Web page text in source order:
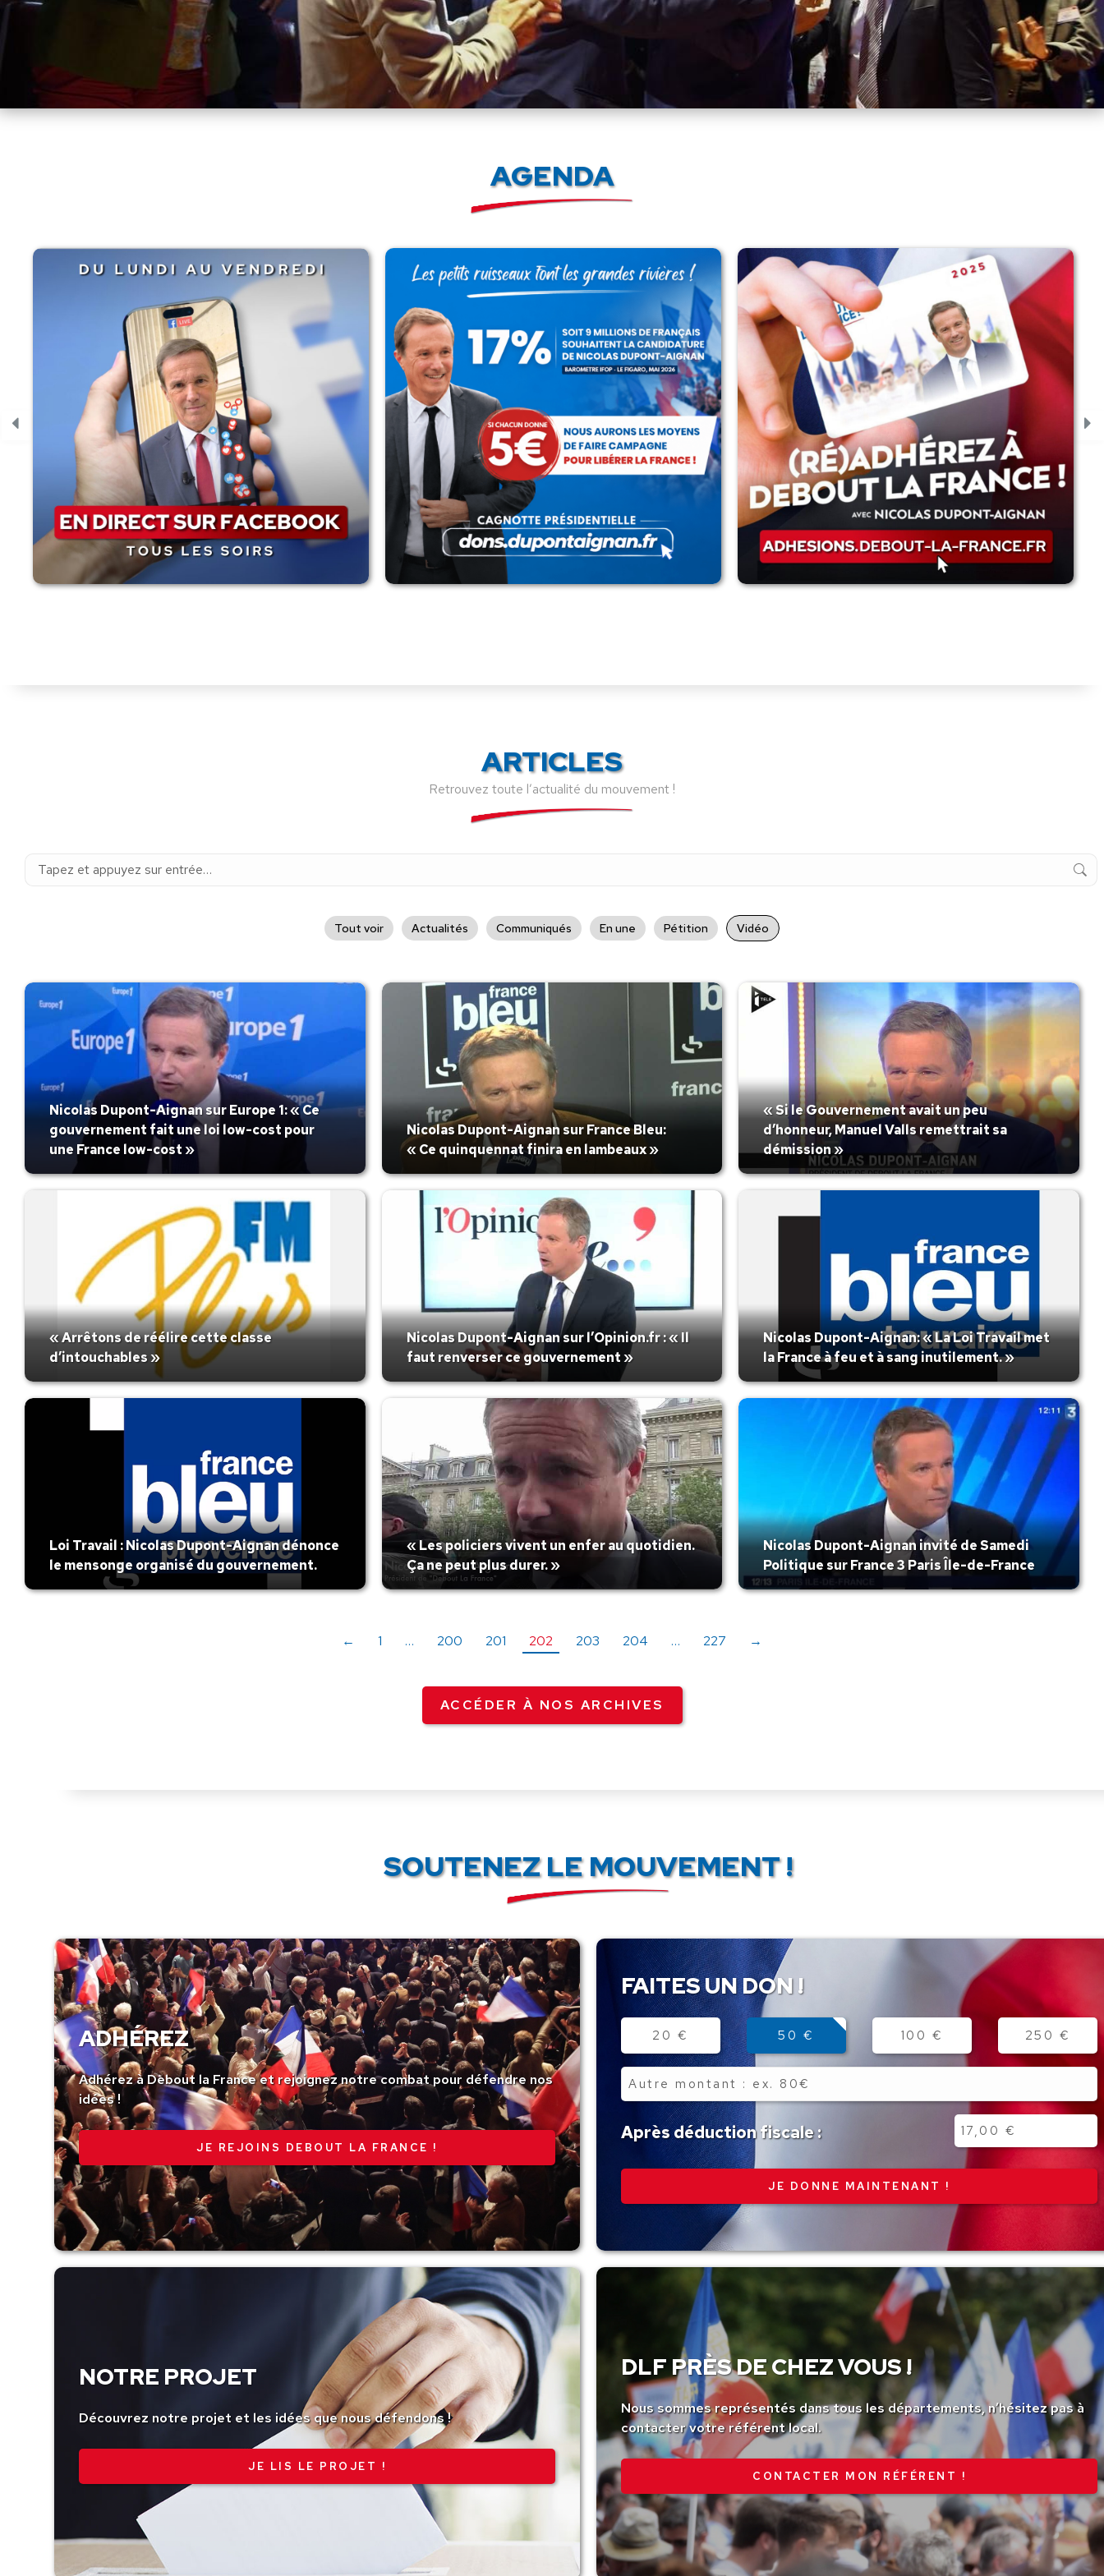
AGENDA
ARTICLES
Retrouvez toute l’actualité du mouvement !
Recherche
Tout voir Actualités Communiqués En une Pétition Vidéo
Nicolas Dupont-Aignan sur Europe 1: « Ce
gouvernement fait une loi low-cost pour
une France low-cost »
Nicolas Dupont-Aignan sur France Bleu:
« Ce quinquennat finira en lambeaux »
« Si le Gouvernement avait un peu
d’honneur, Manuel Valls remettrait sa
démission »
« Arrêtons de réélire cette classe
d’intouchables »
Nicolas Dupont-Aignan sur l’Opinion.fr : « Il
faut renverser ce gouvernement »
Nicolas Dupont-Aignan: « La Loi Travail met
la France à feu et à sang inutilement. »
Loi Travail : Nicolas Dupont-Aignan dénonce
le mensonge organisé du gouvernement.
« Les policiers vivent un enfer au quotidien.
Ça ne peut plus durer. »
Nicolas Dupont-Aignan invité de Samedi
Politique sur France 3 Paris Île-de-France
← 1 … 200 201 202 203 204 … 227 →
ACCÉDER À NOS ARCHIVES
SOUTENEZ LE MOUVEMENT !
ADHÉREZ
Adhérez à Debout la France et rejoignez notre combat pour défendre nos
idées !
JE REJOINS DEBOUT LA FRANCE !
FAITES UN DON !
Montant
20 € 50 € 100 € 250 €
Autre
montant
Après déduction fiscale :
NOTRE PROJET
Découvrez notre projet et les idées que nous défendons !
JE LIS LE PROJET !
DLF PRÈS DE CHEZ VOUS !
Nous sommes représentés dans tous les départements, n’hésitez pas à
contacter votre référent local.
CONTACTER MON RÉFÉRENT !